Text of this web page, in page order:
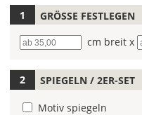
Lege
die
Deines
Autoaufklebers
fest.
GRÖSSE FESTLEGEN
Breite cm breit x
SPIEGELN / 2ER-SET
Motiv spiegeln